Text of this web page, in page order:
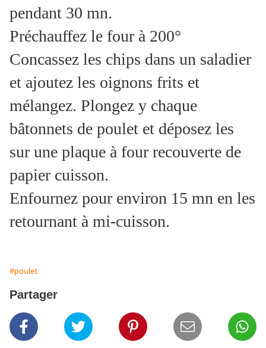
pendant 30 mn.
Préchauffez le four à 200°
Concassez les chips dans un saladier
et ajoutez les oignons frits et
mélangez. Plongez y chaque
bâtonnets de poulet et déposez les
sur une plaque à four recouverte de
papier cuisson.
Enfournez pour environ 15 mn en les
retournant à mi-cuisson.
#poulet
Partager